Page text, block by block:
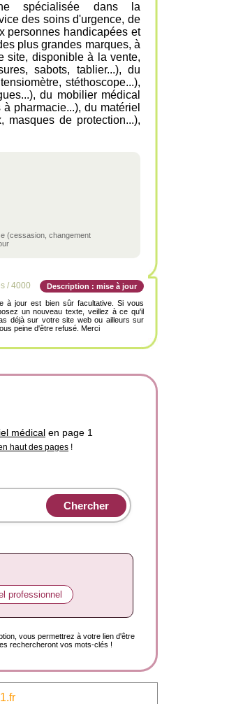
spécialisée dans la
des soins d'urgence, de
personnes handicapées et
plus grandes marques, à
site, disponible à la vente,
sabots, tablier...), du
stéthoscope...),
du mobilier médical
pharmacie...), du matériel
masques de protection...),
(cessasion, changement
/ 4000
Description : mise à jour
à jour est bien sûr facultative. Si vous
un nouveau texte, veillez à ce qu'il
déjà sur votre site web ou ailleurs sur
peine d'être refusé. Merci
médical en page 1
haut des pages !
professionnel
vous permettrez à votre lien d'être
rechercheront vos mots-clés !